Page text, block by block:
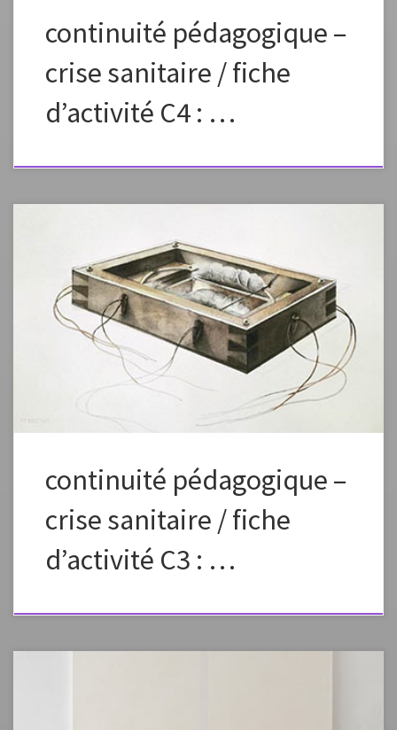
continuité pédagogique –
crise sanitaire / fiche
d’activité C4 : …
Fiche élaborée dans le cadre de la continuité pédagogique Fiche à
vous approprier en changeant la formulation, les images, en fonction
des capacités et des références de vos élèves. Préciser dans l’envoi aux
élèves que ce plan de travail est à effectuer en plusieurs étapes, un peu
chaque jour pour élaborer petit à petit une […]
continuité pédagogique –
crise sanitaire / fiche
d’activité C3 : …